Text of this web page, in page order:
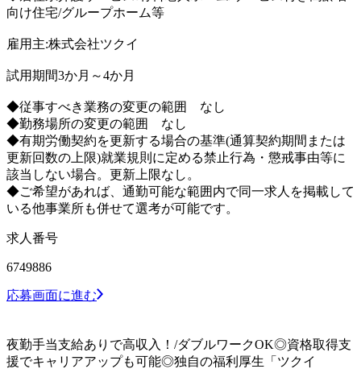
向け住宅/グループホーム等
雇用主:株式会社ツクイ
試用期間3か月～4か月
◆従事すべき業務の変更の範囲 なし
◆勤務場所の変更の範囲 なし
◆有期労働契約を更新する場合の基準(通算契約期間または
更新回数の上限)就業規則に定める禁止行為・懲戒事由等に
該当しない場合。更新上限なし。
◆ご希望があれば、通勤可能な範囲内で同一求人を掲載して
いる他事業所も併せて選考が可能です。
求人番号
6749886
応募画面に進む
夜勤手当支給ありで高収入！/ダブルワークOK◎資格取得支
援でキャリアアップも可能◎独自の福利厚生「ツクイ